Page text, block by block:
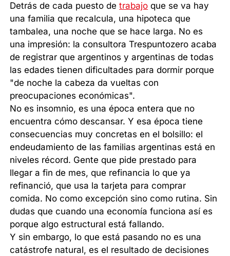
Detrás de cada puesto detrabajo que se va hay
una familia que recalcula, una hipoteca que
tambalea, una noche que se hace larga. No es
una impresión: la consultora Trespuntozero acaba
de registrar que argentinos y argentinas de todas
las edades tienen dificultades para dormir porque
"de noche la cabeza da vueltas con
preocupaciones económicas".
No es insomnio, es una época entera que no
encuentra cómo descansar. Y esa época tiene
consecuencias muy concretas en el bolsillo: el
endeudamiento de las familias argentinas está en
niveles récord. Gente que pide prestado para
llegar a fin de mes, que refinancia lo que ya
refinanció, que usa la tarjeta para comprar
comida. No como excepción sino como rutina. Sin
dudas que cuando una economía funciona así es
porque algo estructural está fallando.
Y sin embargo, lo que está pasando no es una
catástrofe natural, es el resultado de decisiones